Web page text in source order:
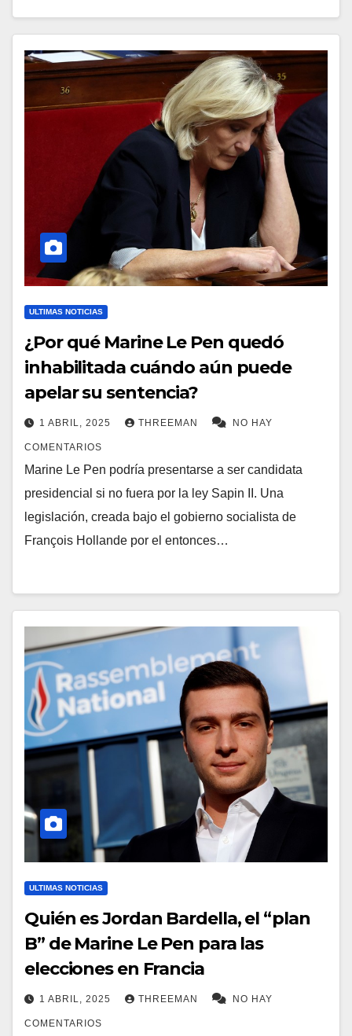
ULTIMAS NOTICIAS
¿Por qué Marine Le Pen quedó
inhabilitada cuándo aún puede
apelar su sentencia?
1 ABRIL, 2025 THREEMAN NO HAY
COMENTARIOS
Marine Le Pen podría presentarse a ser candidata
presidencial si no fuera por la ley Sapin II. Una
legislación, creada bajo el gobierno socialista de
François Hollande por el entonces…
ULTIMAS NOTICIAS
Quién es Jordan Bardella, el “plan
B” de Marine Le Pen para las
elecciones en Francia
1 ABRIL, 2025 THREEMAN NO HAY
COMENTARIOS